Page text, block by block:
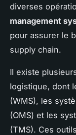
diverses
management
pour assurer le
supply chain.
Il existe
logistique, dont
(WMS), les
(OMS) et les
(TMS). Ces